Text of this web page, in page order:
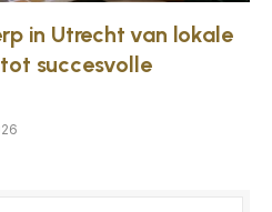
in Utrecht van lokale
succesvolle